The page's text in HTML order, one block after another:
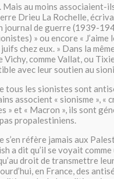
au moins associaient-
Drieu La Rochelle,
journal de guerre (1939-
» ou encore « J’aime
chez eux. » Dans la
Vichy, comme Vallat, ou
avec leur soutien au
tous les sionistes sont
associent « sionisme », «
» et « Macron », ils sont
propalestiniens.
s’en réfère jamais aux
a dit qu’il se voyait
droit de transmettre
en France, des